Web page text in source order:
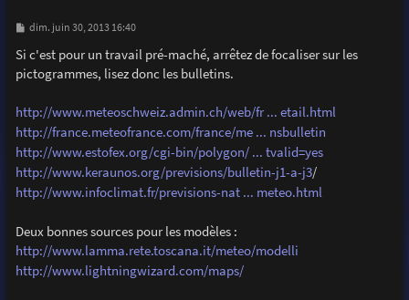
M
s
s
a
dim. juin 30, 2013 16:40
Si c'est pour un travail pré-maché, arrêtez de focaliser sur les
pictogrammes, lisez donc les bulletins.
http://www.meteoschweiz.admin.ch/web/fr ... etail.html
http://france.meteofrance.com/france/me ... nsbulletin
http://www.estofex.org/cgi-bin/polygon/ ... tvalid=yes
http://www.keraunos.org/previsions/bulletin-j1-a-j3/
http://www.infoclimat.fr/previsions-nat ... meteo.html
Deux bonnes sources pour les modèles :
http://www.lamma.rete.toscana.it/meteo/modelli
http://www.lightningwizard.com/maps/